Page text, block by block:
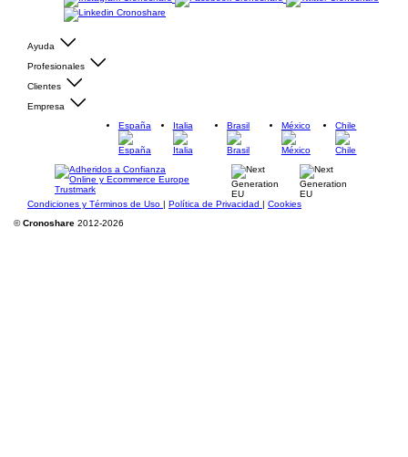
Ayuda
Profesionales
Clientes
Empresa
España
Italia Brasil México Chile
Condiciones y Términos de Uso | Política de Privacidad | Cookies
©Cronoshare 2012-2026